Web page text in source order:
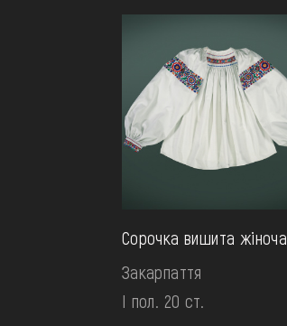
Сорочка вишита жіноча
Закарпаття
І пол. 20 ст.